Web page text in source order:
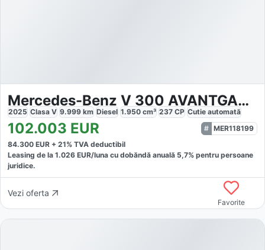
Mercedes-Benz V 300 AVANTGARDE ALLRAD
2025 Clasa V 9.999 km Diesel 1.950 cm³ 237 CP Cutie automată
102.003 EUR
MER118199
84.300 EUR + 21% TVA deductibil
Leasing de la 1.026 EUR/luna cu dobăndă anuală 5,7% pentru persoane
juridice.
Vezi oferta
Favorite